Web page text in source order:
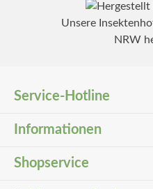
Unsere
NRW
Service-Hotline
Informationen
Shopservice